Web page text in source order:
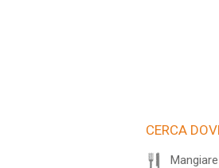
CERCA
Mangiare